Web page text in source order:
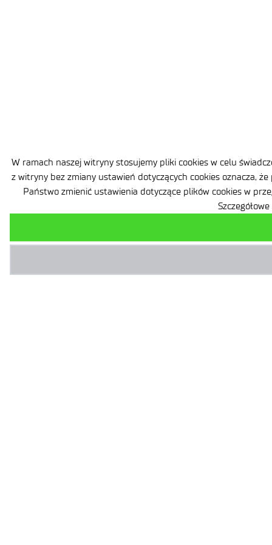
W ramach naszej witryny stosujemy pliki cookies w celu
z witryny bez zmiany ustawień dotyczących cookies oznacza,
Państwo zmienić ustawienia dotyczące plików cookies w